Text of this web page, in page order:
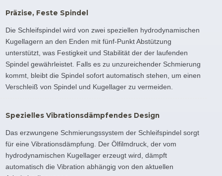
Präzise, Feste Spindel
Die Schleifspindel wird von zwei speziellen hydrodynamischen
Kugellagern an den Enden mit fünf-Punkt Abstützung
unterstützt, was Festigkeit und Stabilität der der laufenden
Spindel gewährleistet. Falls es zu unzureichender Schmierung
kommt, bleibt die Spindel sofort automatisch stehen, um einen
Verschleiß von Spindel und Kugellager zu vermeiden.
Spezielles Vibrationsdämpfendes Design
Das erzwungene Schmierungssystem der Schleifspindel sorgt
für eine Vibrationsdämpfung. Der Ölfilmdruck, der vom
hydrodynamischen Kugellager erzeugt wird, dämpft
automatisch die Vibration abhängig von den aktuellen